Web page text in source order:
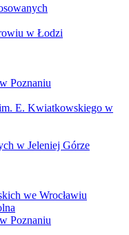
w Łodzi
Poznaniu
E. Kwiatkowskiego w
w Jeleniej Górze
we Wrocławiu
Poznaniu